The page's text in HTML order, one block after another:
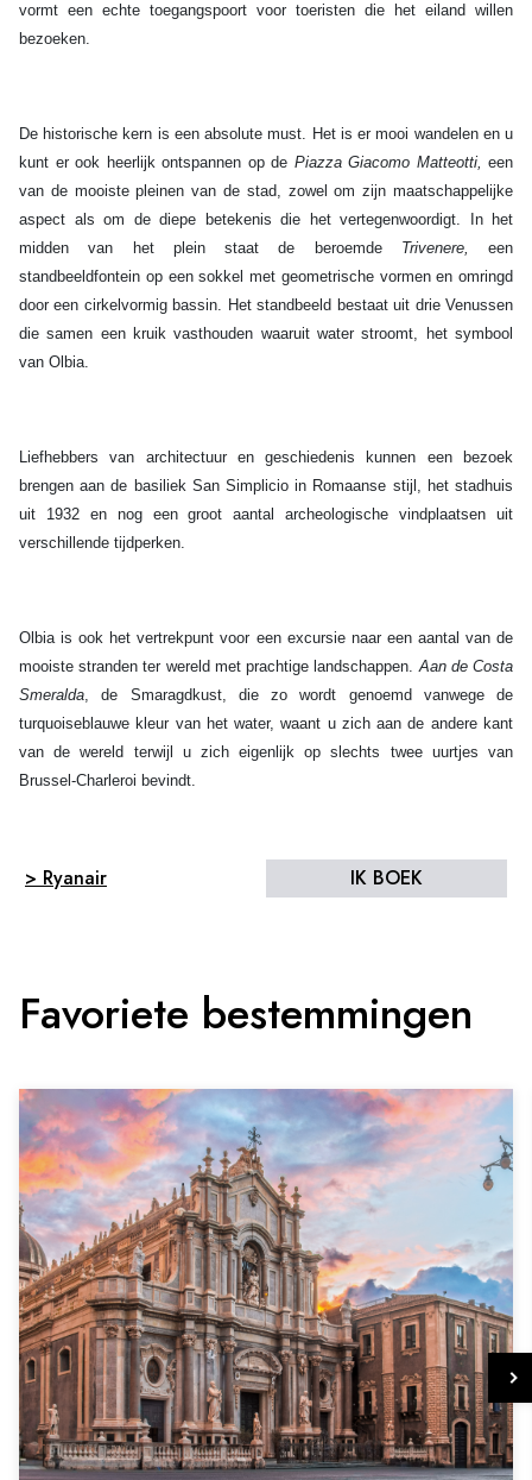
vormt een echte toegangspoort voor toeristen die het eiland willen
bezoeken.
De historische kern is een absolute must. Het is er mooi wandelen en u
kunt er ook heerlijk ontspannen op de Piazza Giacomo Matteotti, een
van de mooiste pleinen van de stad, zowel om zijn maatschappelijke
aspect als om de diepe betekenis die het vertegenwoordigt. In het
midden van het plein staat de beroemde Trivenere, een
standbeeldfontein op een sokkel met geometrische vormen en omringd
door een cirkelvormig bassin. Het standbeeld bestaat uit drie Venussen
die samen een kruik vasthouden waaruit water stroomt, het symbool
van Olbia.
Liefhebbers van architectuur en geschiedenis kunnen een bezoek
brengen aan de basiliek San Simplicio in Romaanse stijl, het stadhuis
uit 1932 en nog een groot aantal archeologische vindplaatsen uit
verschillende tijdperken.
Olbia is ook het vertrekpunt voor een excursie naar een aantal van de
mooiste stranden ter wereld met prachtige landschappen.Aan de Costa
Smeralda,
de Smaragdkust, die zo wordt genoemd vanwege de
turquoiseblauwe kleur van het water, waant u zich aan de andere kant
van de wereld terwijl u zich eigenlijk op slechts twee uurtjes van
Brussel-Charleroi bevindt.
> Ryanair IK BOEK
Favoriete bestemmingen